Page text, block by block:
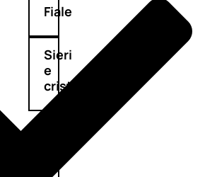
Fiale
Sieri
e
cristalli